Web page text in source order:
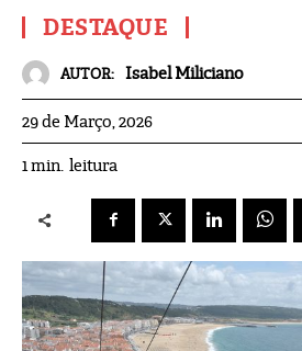
DESTAQUE
AUTOR: Isabel Miliciano
29 de Março, 2026
1min. leitura